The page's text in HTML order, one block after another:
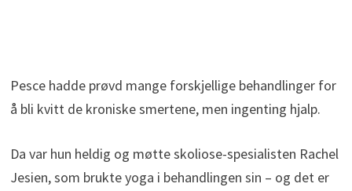
Pesce hadde prøvd mange forskjellige behandlinger for
å bli kvitt de kroniske smertene, men ingenting hjalp.
Da var hun heldig og møtte skoliose-spesialisten Rachel
Jesien, som brukte yoga i behandlingen sin – og det er